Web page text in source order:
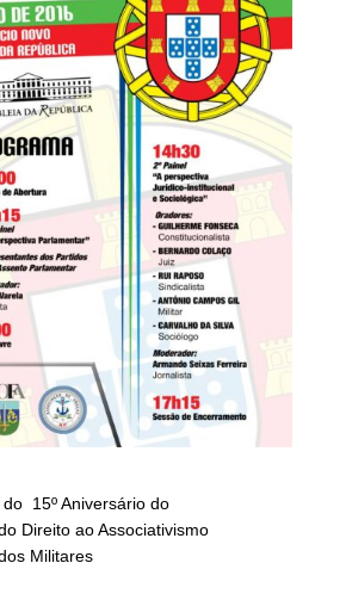
15º Aniversário do
Direito ao Associativismo
Militares